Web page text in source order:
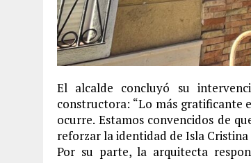
El alcalde concluyó su
constructora: “Lo más gratificante
ocurre. Estamos convencidos de
reforzar la identidad de Isla
Por su parte, la arquitecta